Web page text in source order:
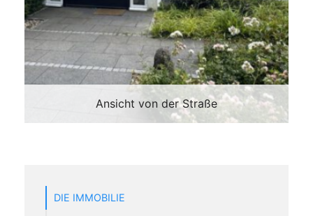
Ansicht von der Straße
DIE IMMOBILIE